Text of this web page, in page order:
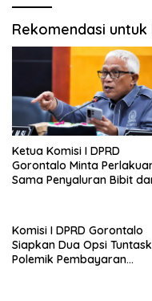
Rekomendasi untuk
Ketua Komisi I DPRD
Gorontalo Minta
Sama Penyaluran Bibit
Komisi I DPRD Gorontalo
Siapkan Dua Opsi
Polemik Pembayaran